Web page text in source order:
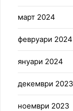
март 2024
февруари 2024
януари 2024
декември 2023
ноември 2023